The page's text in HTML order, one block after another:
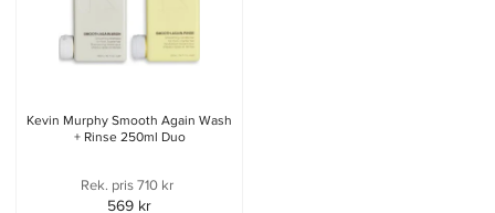
Kevin Murphy Smooth Again Wash
+ Rinse 250ml Duo
Rek. pris 710 kr
569 kr